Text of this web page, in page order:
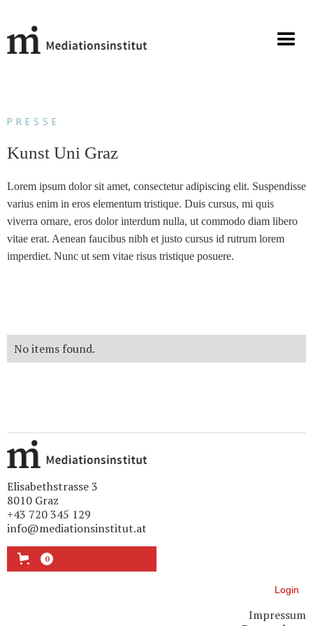
PRESSE
Kunst Uni Graz
Lorem ipsum dolor sit amet, consectetur adipiscing elit. Suspendisse
varius enim in eros elementum tristique. Duis cursus, mi quis
viverra ornare, eros dolor interdum nulla, ut commodo diam libero
vitae erat. Aenean faucibus nibh et justo cursus id rutrum lorem
imperdiet. Nunc ut sem vitae risus tristique posuere.
No items found.
Elisabethstrasse 3
8010 Graz
+43 720 345 129
info@mediationsinstitut.at
0
Login
Impressum